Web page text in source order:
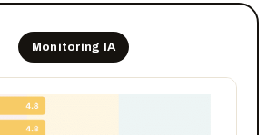
Monitoring IA